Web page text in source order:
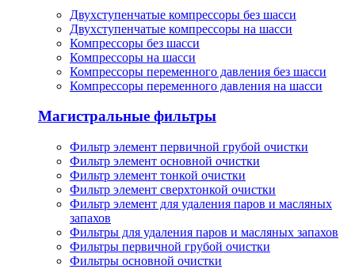
Двухступенчатые компрессоры без шасси
Двухступенчатые компрессоры на шасси
Компрессоры без шасси
Компрессоры на шасси
Компрессоры переменного давления без шасси
Компрессоры переменного давления на шасси
Магистральные фильтры
Фильтр элемент первичной грубой очистки
Фильтр элемент основной очистки
Фильтр элемент тонкой очистки
Фильтр элемент сверхтонкой очистки
Фильтр элемент для удаления паров и масляных
запахов
Фильтры для удаления паров и масляных запахов
Фильтры первичной грубой очистки
Фильтры основной очистки